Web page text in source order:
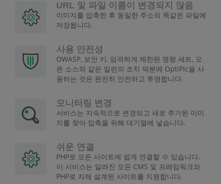
URL 및 파일 이름이 변경되지 않음
이미지를 압축한 후 동일한 주소의 똑같은 파일에
저장됩니다.
사용 안전성
OWASP, 보안 키, 엄격하게 제한된 명령 세트, 오
픈 소스와 같은 일련의 조치 덕분에 OptiPic을 사
용하는 것은 완전히 안전하고 투명합니다.
모니터링 변경
서비스는 지속적으로 변경되고 새로 추가된 이미
지를 찾아 압축을 위해 대기열에 넣습니다.
쉬운 연결
PHP로 모든 사이트에 쉽게 연결할 수 있습니다.
이 서비스는 알려진 모든 CMS 및 프레임워크와
PHP로 자체 설계된 사이트를 지원합니다.